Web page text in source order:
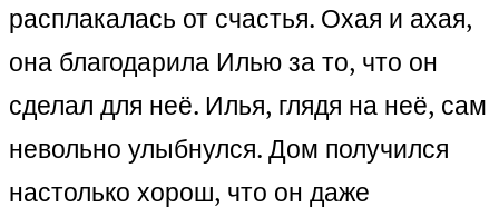
расплакалась от счастья. Охая и ахая,
она благодарила Илью за то, что он
сделал для неё. Илья, глядя на неё, сам
невольно улыбнулся. Дом получился
настолько хорош, что он даже